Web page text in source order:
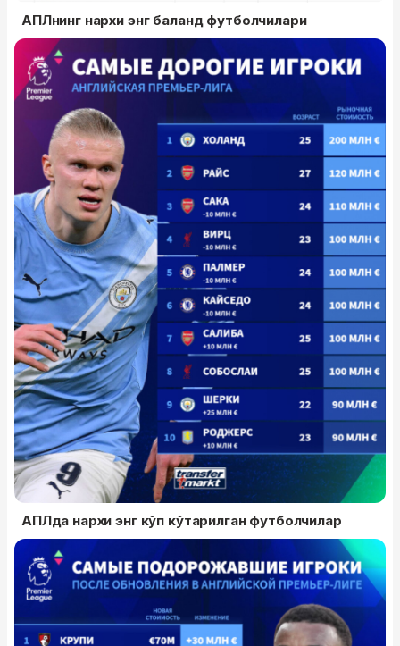
АПЛнинг нархи энг баланд футболчилари
АПЛда нархи энг кўп кўтарилган футболчилар